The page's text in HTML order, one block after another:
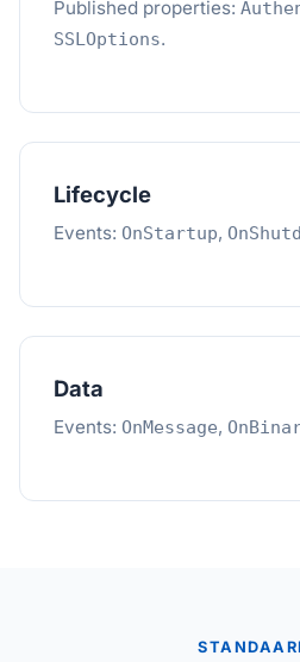
Published properties:
SSLOptions.
Lifecycle
Events: OnStartup,
Data
Events: OnMessage,